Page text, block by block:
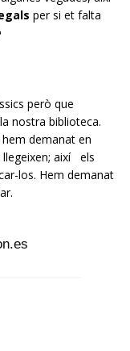
per si et falta
però que
nostra biblioteca.
hem demanat en
llegeixen; així els
los. Hem demanat